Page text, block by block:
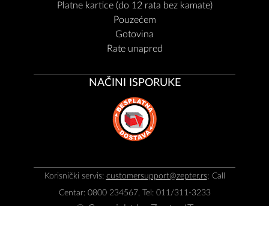
Platne kartice (do 12 rata bez kamate)
Pouzećem
Gotovina
Rate unapred
NAČINI ISPORUKE
Korisnički servis: customersupport@zepter.rs; Call
Centar: 0800 234567, Tel: 011/311-3233
© Copyright byZepter IT